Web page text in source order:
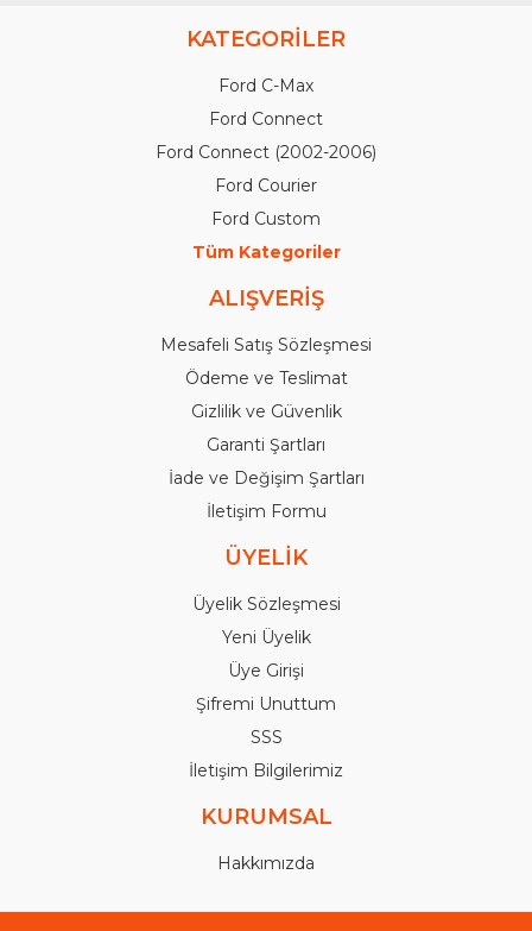
KATEGORİLER
Ford C-Max
Ford Connect
Ford Connect (2002-2006)
Ford Courier
Ford Custom
Tüm Kategoriler
ALIŞVERİŞ
Mesafeli Satış Sözleşmesi
Ödeme ve Teslimat
Gizlilik ve Güvenlik
Garanti Şartları
İade ve Değişim Şartları
İletişim Formu
ÜYELİK
Üyelik Sözleşmesi
Yeni Üyelik
Üye Girişi
Şifremi Unuttum
SSS
İletişim Bilgilerimiz
KURUMSAL
Hakkımızda